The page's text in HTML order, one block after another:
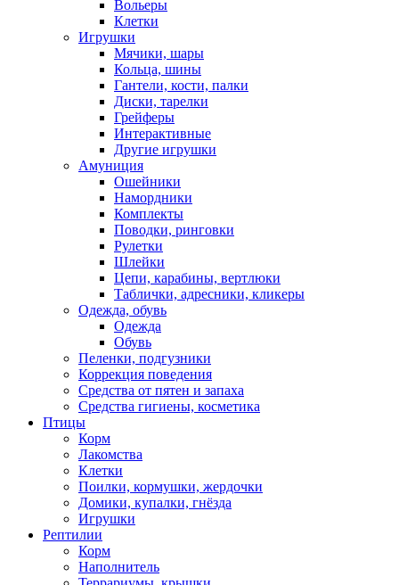
Вольеры
Клетки
Игрушки
Мячики, шары
Кольца, шины
Гантели, кости, палки
Диски, тарелки
Грейферы
Интерактивные
Другие игрушки
Амуниция
Ошейники
Намордники
Комплекты
Поводки, ринговки
Рулетки
Шлейки
Цепи, карабины, вертлюки
Таблички, адресники, кликеры
Одежда, обувь
Одежда
Обувь
Пеленки, подгузники
Коррекция поведения
Средства от пятен и запаха
Средства гигиены, косметика
Птицы
Корм
Лакомства
Клетки
Поилки, кормушки, жердочки
Домики, купалки, гнёзда
Игрушки
Рептилии
Корм
Наполнитель